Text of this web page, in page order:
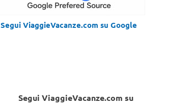
Segui ViaggieVacanze.com su Google
Segui ViaggieVacanze.com su